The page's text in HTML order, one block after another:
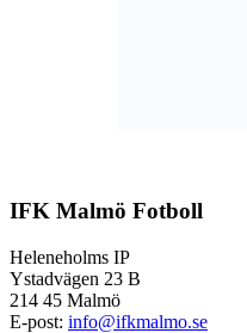
IFK Malmö Fotboll
Heleneholms IP
Ystadvägen 23 B
214 45 Malmö
E-post: info@ifkmalmo.se